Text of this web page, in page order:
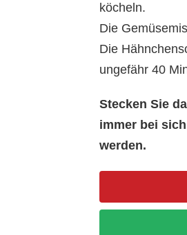
köcheln.
Die
Die
ungefähr 40
Stecken Sie
immer bei
werden.